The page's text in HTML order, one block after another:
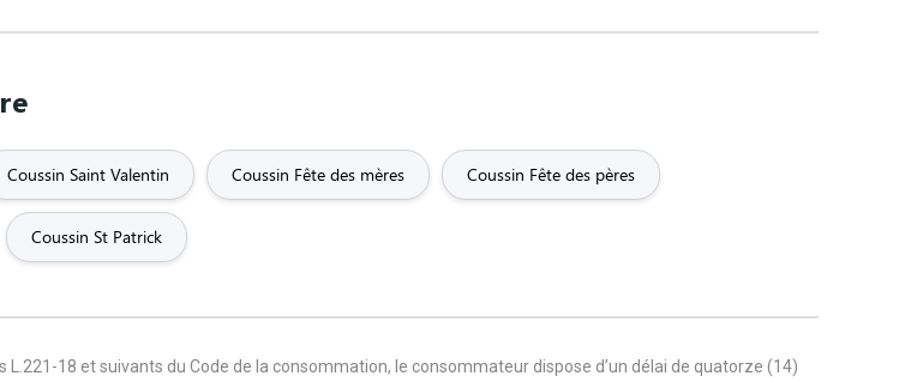
Coussin Saint Valentin Coussin Fête des mères Coussin Fête des pères
Coussin St Patrick
18 et suivants du Code de la consommation, le consommateur dispose d’un délai de quatorze (14)